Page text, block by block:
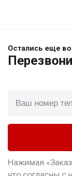
Остались еще
Нажимая